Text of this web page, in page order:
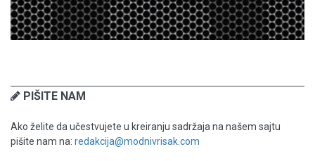
PIŠITE NAM
Ako želite da učestvujete u kreiranju sadržaja na našem sajtu
pišite nam na: redakcija@modnivrisak.com